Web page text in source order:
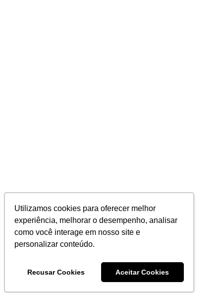
Utilizamos cookies para oferecer melhor
experiência, melhorar o desempenho, analisar
como você interage em nosso site e
personalizar conteúdo.
Recusar Cookies Aceitar Cookies